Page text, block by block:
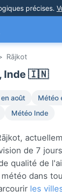
précises.
Rājkot
Inde 🇮🇳
août
Météo
Météo Inde
de 7
qualité de
dans
les